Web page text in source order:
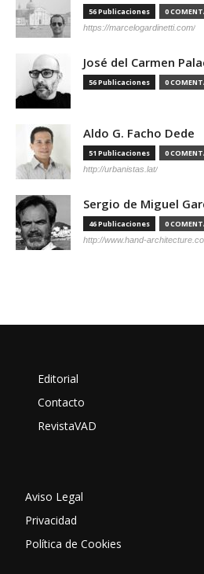
56 Publicaciones 0
https://marcelogardinetti.com/
José del Carmen
56 Publicaciones 0
Aldo G. Facho Dede
51 Publicaciones 0
http://urbanistas.lat/
Sergio de Miguel
46 Publicaciones 0
http://www.hand-
Editorial
Contacto
RevistaVAD
Aviso Legal
Privacidad
Política de Cookies